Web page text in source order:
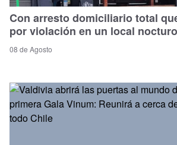
Con arresto domiciliario total
por violación en un local
08 de Agosto